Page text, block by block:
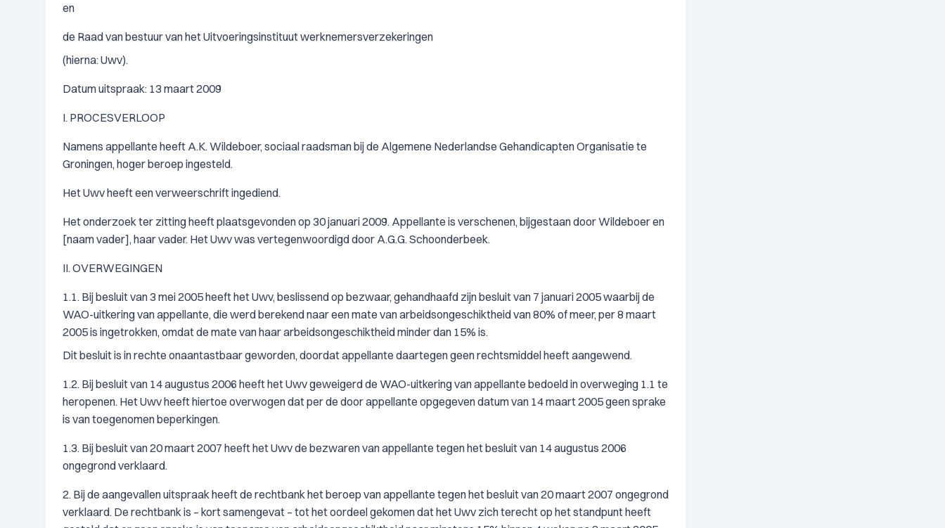
en
de Raad van bestuur van het Uitvoeringsinstituut werknemersverzekeringen
(hierna: Uwv).
Datum uitspraak: 13 maart 2009
I. PROCESVERLOOP
Namens appellante heeft A.K. Wildeboer, sociaal raadsman bij de Algemene Nederlandse Gehandicapten Organisatie te
Groningen, hoger beroep ingesteld.
Het Uwv heeft een verweerschrift ingediend.
Het onderzoek ter zitting heeft plaatsgevonden op 30 januari 2009. Appellante is verschenen, bijgestaan door Wildeboer en
[naam vader], haar vader. Het Uwv was vertegenwoordigd door A.G.G. Schoonderbeek.
II. OVERWEGINGEN
1.1. Bij besluit van 3 mei 2005 heeft het Uwv, beslissend op bezwaar, gehandhaafd zijn besluit van 7 januari 2005 waarbij de
WAO-uitkering van appellante, die werd berekend naar een mate van arbeidsongeschiktheid van 80% of meer, per 8 maart
2005 is ingetrokken, omdat de mate van haar arbeidsongeschiktheid minder dan 15% is.
Dit besluit is in rechte onaantastbaar geworden, doordat appellante daartegen geen rechtsmiddel heeft aangewend.
1.2. Bij besluit van 14 augustus 2006 heeft het Uwv geweigerd de WAO-uitkering van appellante bedoeld in overweging 1.1 te
heropenen. Het Uwv heeft hiertoe overwogen dat per de door appellante opgegeven datum van 14 maart 2005 geen sprake
is van toegenomen beperkingen.
1.3. Bij besluit van 20 maart 2007 heeft het Uwv de bezwaren van appellante tegen het besluit van 14 augustus 2006
ongegrond verklaard.
2. Bij de aangevallen uitspraak heeft de rechtbank het beroep van appellante tegen het besluit van 20 maart 2007 ongegrond
verklaard. De rechtbank is – kort samengevat – tot het oordeel gekomen dat het Uwv zich terecht op het standpunt heeft